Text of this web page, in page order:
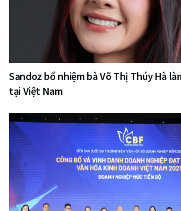
Sandoz bổ nhiệm bà Võ Thị Thúy Hà
tại Việt Nam